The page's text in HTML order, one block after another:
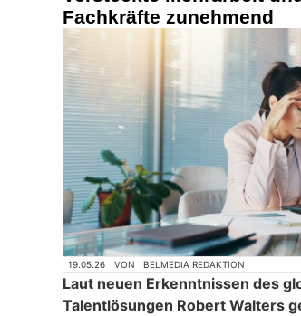
Fachkräfte zunehmend
19.05.26 VON BELMEDIA REDAKTION
Laut neuen Erkenntnissen des
Talentlösungen Robert Walters